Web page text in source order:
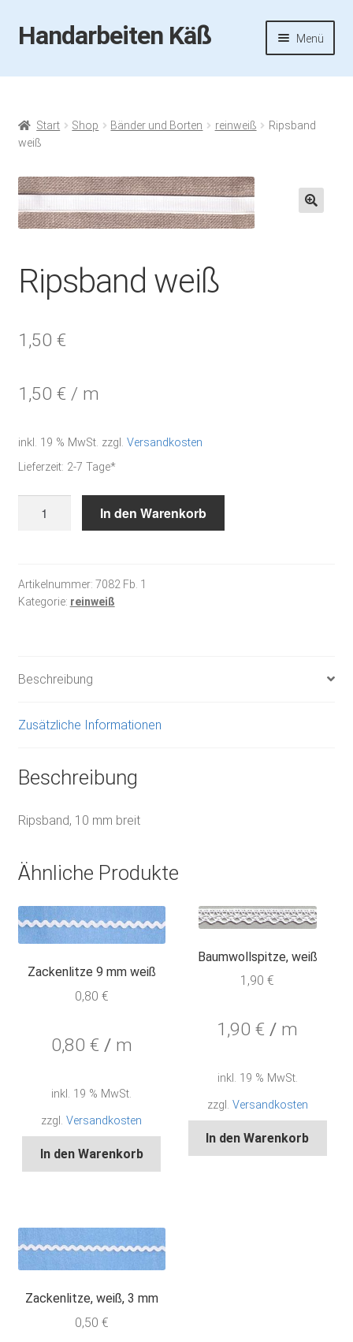
Zur
Navigation
Zum
Inhalt
Handarbeiten Käß Menü
Startseite
Aktuelles
Kasse
Start Shop Bänder und Borten reinweiß
Ripsband
weiß
Ripsband weiß
1,50 €
1,50 € / m
inkl. 19 % MwSt. zzgl. Versandkosten
Lieferzeit: 2-7 Tage*
In den Warenkorb
Artikelnummer: 7082 Fb. 1
Kategorie: reinweiß
Beschreibung
Zusätzliche Informationen
Beschreibung
Ripsband, 10 mm breit
Ähnliche Produkte
Zackenlitze 9 mm weiß
0,80 €
0,80 € / m
inkl. 19 % MwSt.
zzgl.Versandkosten
In den Warenkorb
Baumwollspitze, weiß
1,90€
1,90€ / m
inkl. 19 % MwSt.
zzgl. Versandkosten
In den Warenkorb
Zackenlitze, weiß, 3 mm
0,50 €